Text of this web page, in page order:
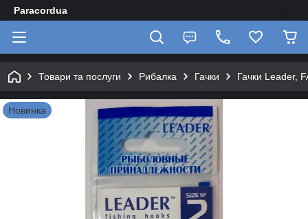
Paracordua
Товари та послуги Рибалка Гачки Гачки Leader,
Новинка